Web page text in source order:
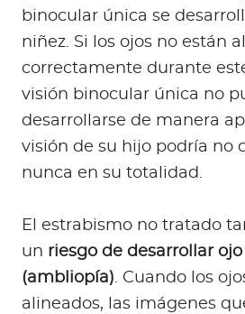
binocular única se
niñez. Si los ojos no están
correctamente durante
visión binocular única no
desarrollarse de manera
visión de su hijo podría no
nunca en su totalidad.
El estrabismo no tratado
un riesgo de desarrollar
(ambliopía). Cuando los
alineados, las imágenes